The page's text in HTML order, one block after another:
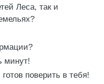
Леса, так и
минут!
поверить в тебя!